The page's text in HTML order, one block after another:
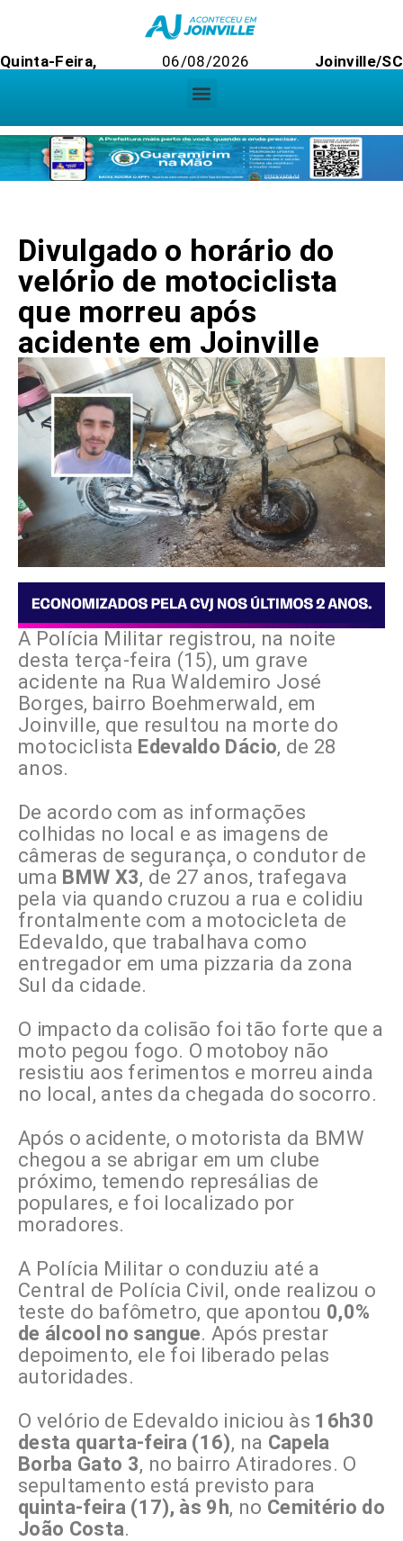
Quinta-Feira, 06/08/2026 Joinville/SC
Divulgado o horário do
velório de motociclista
que morreu após
acidente em Joinville
A Polícia Militar registrou, na noite
desta terça-feira (15), um grave
acidente na Rua Waldemiro José
Borges, bairro Boehmerwald, em
Joinville, que resultou na morte do
motociclista Edevaldo Dácio, de 28
anos.
De acordo com as informações
colhidas no local e as imagens de
câmeras de segurança, o condutor de
uma BMW X3, de 27 anos, trafegava
pela via quando cruzou a rua e colidiu
frontalmente com a motocicleta de
Edevaldo, que trabalhava como
entregador em uma pizzaria da zona
Sul da cidade.
O impacto da colisão foi tão forte que a
moto pegou fogo. O motoboy não
resistiu aos ferimentos e morreu ainda
no local, antes da chegada do socorro.
Após o acidente, o motorista da BMW
chegou a se abrigar em um clube
próximo, temendo represálias de
populares, e foi localizado por
moradores.
A Polícia Militar o conduziu até a
Central de Polícia Civil, onde realizou o
teste do bafômetro, que apontou 0,0%
de álcool no sangue. Após prestar
depoimento, ele foi liberado pelas
autoridades.
O velório de Edevaldo iniciou às 16h30
desta quarta-feira (16), na Capela
Borba Gato 3, no bairro Atiradores. O
sepultamento está previsto para
quinta-feira (17), às 9h, no Cemitério do
João Costa.